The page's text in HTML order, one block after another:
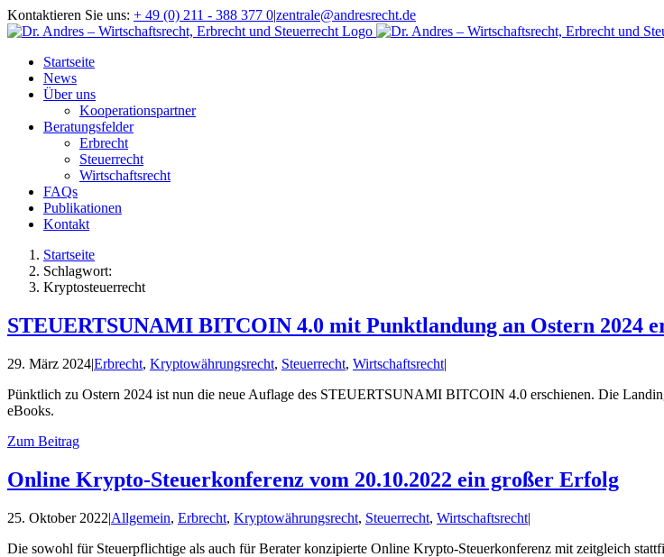
Zum
Inhalt
Kontaktieren Sie uns: + 49 (0) 211 - 388 377 0|zentrale@andresrecht.de
Startseite
News
Über uns
Kooperationspartner
Beratungsfelder
Erbrecht
Steuerrecht
Wirtschaftsrecht
FAQs
Publikationen
Kontakt
Startseite
Schlagwort:
Kryptosteuerrecht
STEUERTSUNAMI BITCOIN 4.0 mit Punktlandung an Ostern 2024
29. März 2024|Erbrecht, Kryptowährungsrecht, Steuerrecht, Wirtschaftsrecht|
Pünktlich zu Ostern 2024 ist nun die neue Auflage des STEUERTSUNAMI BITCOIN 4.0 erschienen. Die
eBooks.
Zum Beitrag
Online Krypto-Steuerkonferenz vom 20.10.2022 ein großer Erfolg
25. Oktober 2022|Allgemein, Erbrecht, Kryptowährungsrecht, Steuerrecht, Wirtschaftsrecht|
Die sowohl für Steuerpflichtige als auch für Berater konzipierte Online Krypto-Steuerkonferenz mit zeitgleich